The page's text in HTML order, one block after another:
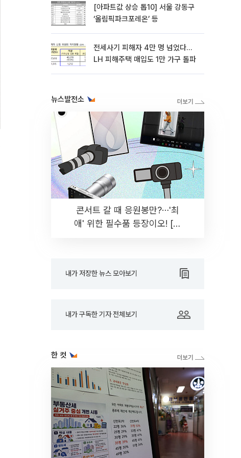
[아파트값 상승 톱10] 서울 강동구
‘올림픽파크포레온’ 등
전세사기 피해자 4만 명 넘었다…
LH 피해주택 매입도 1만 가구 돌파
뉴스발전소
콘서트 갈 때 응원봉만?⋯'최
애' 위한 필수품 등장이오! [솔
내가 저장한 뉴스 모아보기
내가 구독한 기자 전체보기
한 컷